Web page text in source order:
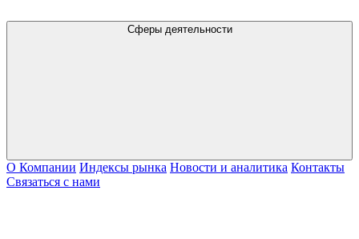
Сферы деятельности
О Компании Индексы рынка Новости и аналитика Контакты
Связаться с нами